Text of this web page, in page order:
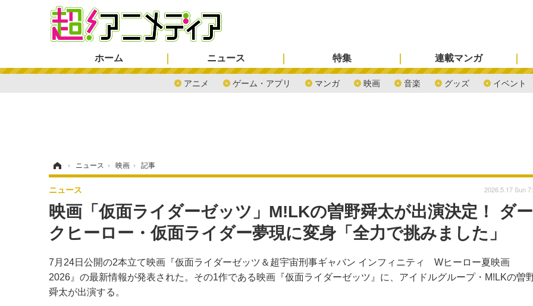
ホーム ニュース
アニメ ゲーム・アプリ マンガ 映画 音楽 グッズ イベント
特集 連載マンガ
› ニュース › 映画 › 記事
映画「仮面ライダーゼッツ」M!LKの曽野舜太が出演決定！ ダー
クヒーロー・仮面ライダー夢現に変身「全力で挑みました」
7月24日公開の2本立て映画『仮面ライダーゼッツ＆超宇宙刑事ギャバン インフィニティ Wヒーロー夏映画
2026』の最新情報が発表された。その1作である映画『仮面ライダーゼッツ』に、アイドルグループ・M!LKの曽
舜太が出演する。
ニュース 2026.5.17 Sun